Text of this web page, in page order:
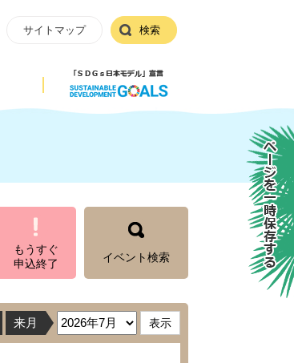
サイトマップ 検索
もうすぐ
申込終了
イベント検索
来月
ページを一時保存する